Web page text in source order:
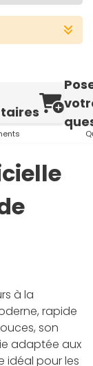
à la
rapide
son
adaptée aux
idéal pour les